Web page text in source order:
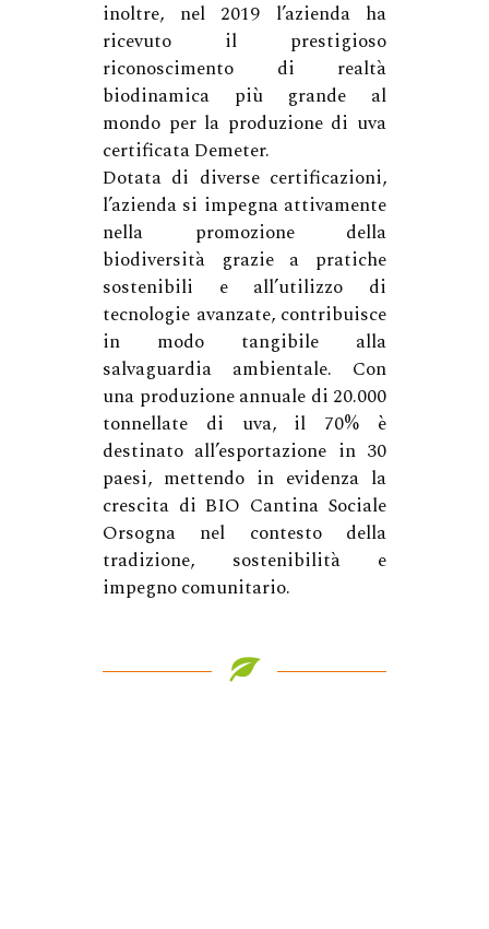
inoltre, nel 2019 l’azienda ha
ricevuto il prestigioso
riconoscimento di realtà
biodinamica più grande al
mondo per la produzione di uva
certificata Demeter.
Dotata di diverse certificazioni,
l’azienda si impegna attivamente
nella promozione della
biodiversità grazie a pratiche
sostenibili e all’utilizzo di
tecnologie avanzate, contribuisce
in modo tangibile alla
salvaguardia ambientale. Con
una produzione annuale di 20.000
tonnellate di uva, il 70% è
destinato all’esportazione in 30
paesi, mettendo in evidenza la
crescita di BIO Cantina Sociale
Orsogna nel contesto della
tradizione, sostenibilità e
impegno comunitario.